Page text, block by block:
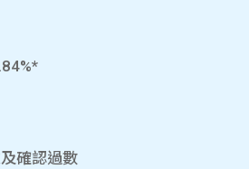
確認過數